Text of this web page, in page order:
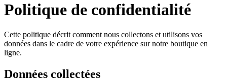
Politique de confidentialité
Cette politique décrit comment nous collectons et utilisons vos
données dans le cadre de votre expérience sur notre boutique en
ligne.
Données collectées